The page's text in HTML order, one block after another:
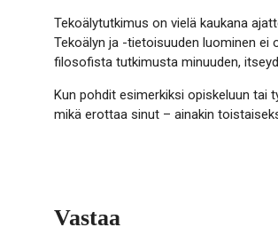
Tekoälytutkimus on vielä kaukana
Tekoälyn ja -tietoisuuden luominen ei
filosofista tutkimusta minuuden,
Kun pohdit esimerkiksi opiskeluun tai
mikä erottaa sinut – ainakin
Vastaa